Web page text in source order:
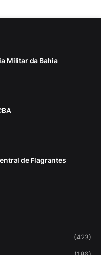
Militar da Bahia
de Flagrantes
(423)